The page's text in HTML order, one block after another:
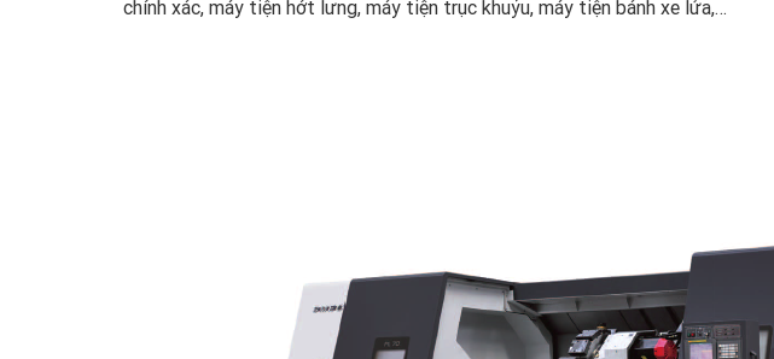
chính xác, máy tiện hớt lưng, máy tiện trục khuỷu, máy tiện bánh xe lửa,…